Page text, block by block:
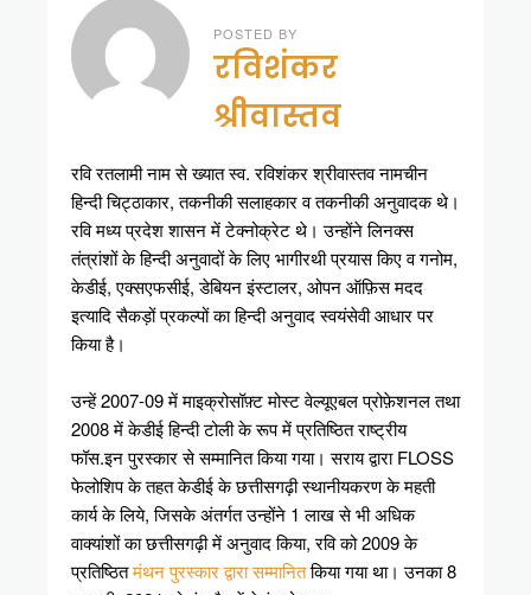
POSTED BY
रविशंकर
श्रीवास्तव
रवि रतलामी नाम से ख्यात स्व. रविशंकर श्रीवास्तव नामचीन
हिन्दी चिट्ठाकार, तकनीकी सलाहकार व तकनीकी अनुवादक थे।
रवि मध्य प्रदेश शासन में टेक्नोक्रेट थे। उन्होंने लिनक्स
तंत्रांशों के हिन्दी अनुवादों के लिए भागीरथी प्रयास किए व गनोम,
केडीई, एक्सएफसीई, डेबियन इंस्टालर, ओपन ऑफ़िस मदद
इत्यादि सैकड़ों प्रकल्पों का हिन्दी अनुवाद स्वयंसेवी आधार पर
किया है।
उन्हें 2007-09 में माइक्रोसॉफ़्ट मोस्ट वेल्यूएबल प्रोफ़ेशनल तथा
2008 में केडीई हिन्दी टोली के रूप में प्रतिष्ठित राष्ट्रीय
फॉस.इन पुरस्कार से सम्मानित किया गया। सराय द्वारा FLOSS
फेलोशिप के तहत केडीई के छत्तीसगढ़ी स्थानीयकरण के महती
कार्य के लिये, जिसके अंतर्गत उन्होंने 1 लाख से भी अधिक
वाक्यांशों का छत्तीसगढ़ी में अनुवाद किया, रवि को 2009 के
प्रतिष्ठितमंथन पुरस्कार द्वारा सम्मानितकिया गया था। उनका 8